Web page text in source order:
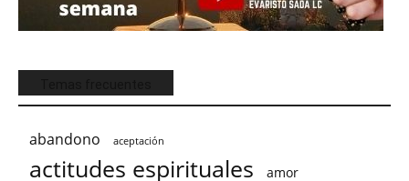
abandono aceptación
actitudes espirituales amor